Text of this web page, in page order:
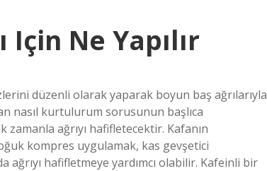
Için Ne Yapılır
düzenli olarak yaparak boyun baş ağrılarıyla
nasıl kurtulurum sorusunun başlıca
ağrıyı hafifletecektir. Kafanın
kompres uygulamak, kas gevşetici
hafifletmeye yardımcı olabilir. Kafeinli bir